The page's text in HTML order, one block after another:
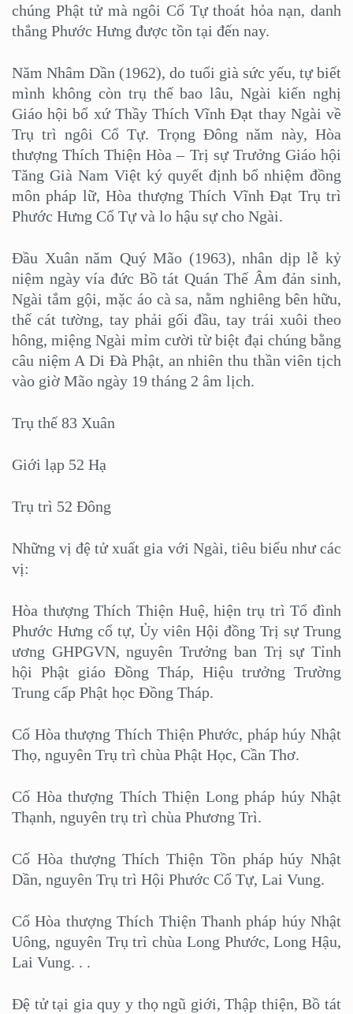
chúng Phật tử mà ngôi Cổ Tự thoát hỏa nạn, danh
thắng Phước Hưng được tồn tại đến nay.
Năm Nhâm Dần (1962), do tuổi già sức yếu, tự biết
mình không còn trụ thế bao lâu, Ngài kiến nghị
Giáo hội bổ xứ Thầy Thích Vĩnh Đạt thay Ngài về
Trụ trì ngôi Cổ Tự. Trọng Đông năm này, Hòa
thượng Thích Thiện Hòa – Trị sự Trưởng Giáo hội
Tăng Già Nam Việt ký quyết định bổ nhiệm đồng
môn pháp lữ, Hòa thượng Thích Vĩnh Đạt Trụ trì
Phước Hưng Cổ Tự và lo hậu sự cho Ngài.
Đầu Xuân năm Quý Mão (1963), nhân dịp lễ kỷ
niệm ngày vía đức Bồ tát Quán Thế Âm đản sinh,
Ngài tắm gội, mặc áo cà sa, nằm nghiêng bên hữu,
thế cát tường, tay phải gối đầu, tay trái xuôi theo
hông, miệng Ngài mỉm cười từ biệt đại chúng bằng
câu niệm A Di Đà Phật, an nhiên thu thần viên tịch
vào giờ Mão ngày 19 tháng 2 âm lịch.
Trụ thế 83 Xuân
Giới lạp 52 Hạ
Trụ trì 52 Đông
Những vị đệ tử xuất gia với Ngài, tiêu biểu như các
vị:
Hòa thượng Thích Thiện Huệ, hiện trụ trì Tổ đình
Phước Hưng cổ tự, Ủy viên Hội đồng Trị sự Trung
ương GHPGVN, nguyên Trưởng ban Trị sự Tỉnh
hội Phật giáo Đồng Tháp, Hiệu trưởng Trường
Trung cấp Phật học Đồng Tháp.
Cố Hòa thượng Thích Thiện Phước, pháp húy Nhật
Thọ, nguyên Trụ trì chùa Phật Học, Cần Thơ.
Cố Hòa thượng Thích Thiện Long pháp húy Nhật
Thạnh, nguyên trụ trì chùa Phương Trì.
Cố Hòa thượng Thích Thiện Tồn pháp húy Nhật
Dần, nguyên Trụ trì Hội Phước Cổ Tự, Lai Vung.
Cố Hòa thượng Thích Thiện Thanh pháp húy Nhật
Uông, nguyên Trụ trì chùa Long Phước, Long Hậu,
Lai Vung. . .
Đệ tử tại gia quy y thọ ngũ giới, Thập thiện, Bồ tát